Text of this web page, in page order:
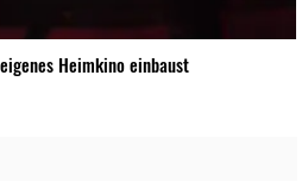
Heimkino einbaust